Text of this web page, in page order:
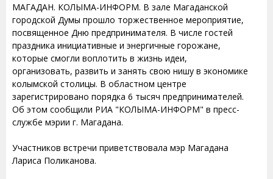
МАГАДАН. КОЛЫМА-ИНФОРМ. В зале Магаданской
городской Думы прошло торжественное мероприятие,
посвященное Дню предпринимателя. В числе гостей
праздника инициативные и энергичные горожане,
которые смогли воплотить в жизнь идеи,
организовать, развить и занять свою нишу в экономике
колымской столицы. В областном центре
зарегистрировано порядка 6 тысяч предпринимателей.
Об этом сообщили РИА "КОЛЫМА-ИНФОРМ" в пресс-
службе мэрии г. Магадана.
Участников встречи приветствовала мэр Магадана
Лариса Поликанова.